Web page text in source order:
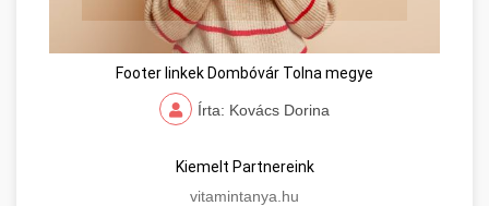
Footer linkek Dombóvár Tolna megye
Írta: Kovács Dorina
Kiemelt Partnereink
vitamintanya.hu